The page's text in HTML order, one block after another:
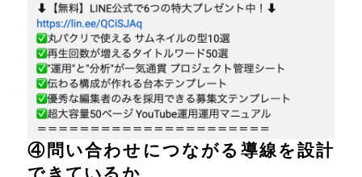
④問い合わせにつながる導線を設計
できているか